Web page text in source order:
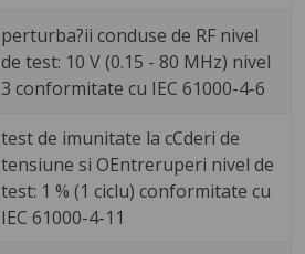
perturba?ii conduse de RF nivel
de test: 10 V (0.15 - 80 MHz) nivel
3 conformitate cu IEC 61000-4-6
test de imunitate la cCderi de
tensiune si OEntreruperi nivel de
test: 1 % (1 ciclu) conformitate cu
IEC 61000-4-11